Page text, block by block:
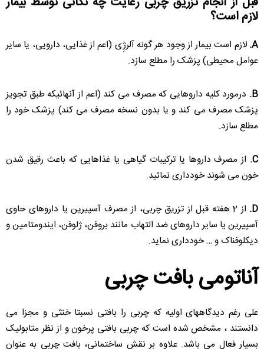
لازم است؟
A. لازم است بیمار از وجود هر گونه آلرژِی (اعم از غذایی، دارویی، یا سایر
عوامل محیطی) پزشک را مطلع سازد.
B. درمورد کلیه داروهایی که مصرف می کند (اعم از آنهائیکه طبق تجویز
پزشک مصرف می کند و یا بدون نسخه مصرف می کند) پزشک خود را
مطلع سازد.
C. از مصرف داروها یا ترکیبات گیاهی یا غذاهایی که باعث رقیق شدن
خون می شوند خودداری نمائید.
D.
از 2 هفته قبل از تزریق چربی، از مصرف آسپیرین یا داروهای حاوی
آسپیرین یا سایر داروهای ضد التهاب مانند بروفن، ژلوفن، ایندومتامین و
دیکلوفناک و … خودداری نماید.
آناتومی بافت چربی
علی رغم دیدگاههای اولیه که چربی را بافتی نسبتا خنثی و مجزا می
دانستند ، مشخص شده است که چربی بافتی پرخون و از نظر متابولیک
بسیار فعال می باشد. علاوه بر نقش ساختمانی، بافت چربی به عنوان